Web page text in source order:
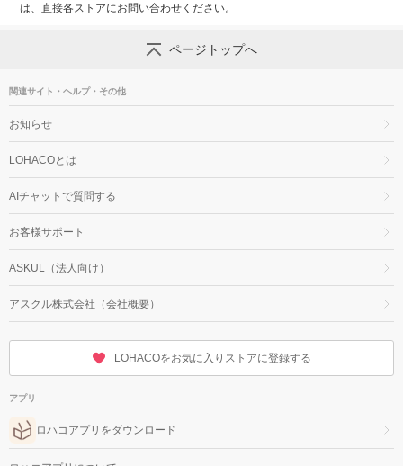
は、直接各ストアにお問い合わせください。
ページトップへ
関連サイト・ヘルプ・その他
お知らせ
LOHACOとは
AIチャットで質問する
お客様サポート
ASKUL（法人向け）
アスクル株式会社（会社概要）
LOHACOをお気に入りストアに登録する
アプリ
ロハコアプリをダウンロード